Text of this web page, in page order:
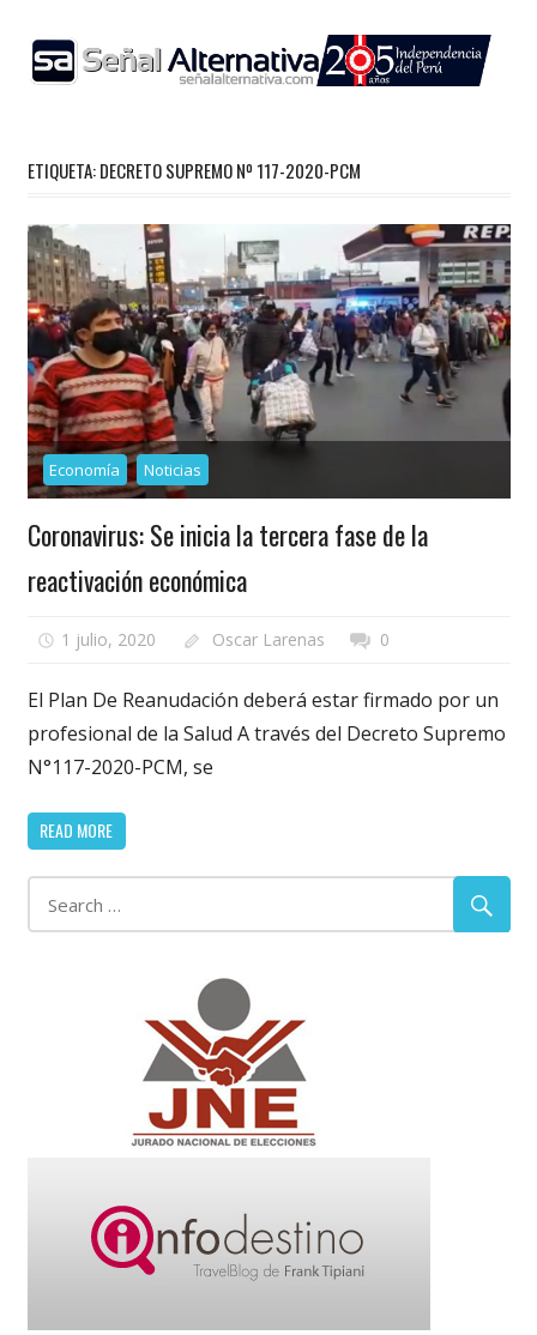
content
ETIQUETA:DECRETO SUPREMO Nº 117-2020-PCM
Economía Noticias
Coronavirus: Se inicia la tercera fase de la
reactivación económica
1 julio, 2020 Oscar Larenas 0
El Plan De Reanudación deberá estar firmado por un
profesional de la Salud A través del Decreto Supremo
N°117-2020-PCM, se
READ MORE